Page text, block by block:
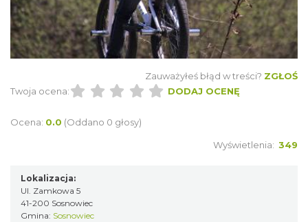
Zauważyłeś błąd w treści? ZGŁOŚ
Twoja ocena:
DODAJ OCENĘ
Ocena: 0.0 (Oddano 0 głosy)
Wyświetlenia: 349
Lokalizacja:
Ul. Zamkowa 5
41-200 Sosnowiec
Gmina: Sosnowiec